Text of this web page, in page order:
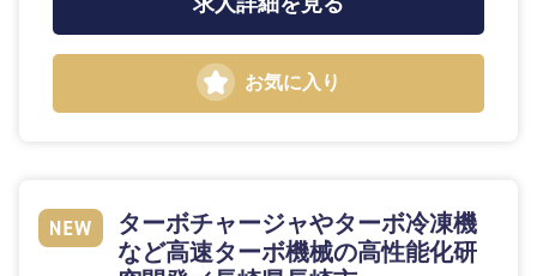
お気に入り
ターボチャージャやターボ冷凍機
など高速ターボ機械の高性能化研